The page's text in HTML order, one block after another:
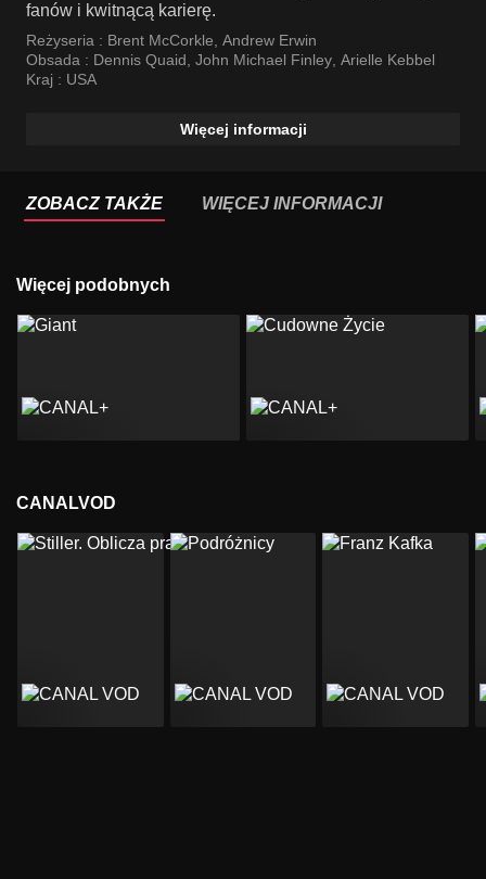
fanów i kwitnącą karierę.
Reżyseria : Brent McCorkle, Andrew Erwin
Obsada : Dennis Quaid, John Michael Finley, Arielle Kebbel
Kraj : USA
Więcej informacji
ZOBACZ TAKŻE WIĘCEJ INFORMACJI
Więcej podobnych
CANALVOD